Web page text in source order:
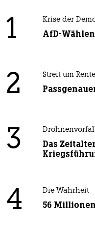
1 Krise der
AfD-
2 Streit um
3
Das
4 Die Wahrheit
56